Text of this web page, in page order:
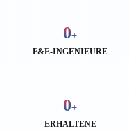
0+
F&E-INGENIEURE
0+
ERHALTENE